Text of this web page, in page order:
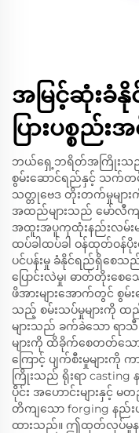
အမြင့်ဆုံးခံ
ပြားပစ္စည်း
ဘယ်ရှေ့ဘရိတ်အကြိုးသည် ခ
စွမ်းဆောင်ရည်နှင့် သက်တမ်
သတ္တုဗေဒ တိုးတက်မှုမျာ
အထည်များသည် မော်လီက
အထူးအပူကုထုံးနည်းလမ်းမ
ထပ်ခါထပ်ခါ ဝန်ထုတ်ဝန်ပိုး
ပင်ပန်းမှု ခံနိုင်ရည်ရှိစေသည်
ပြောင်းလဲမှု၊ ဓာတ်တိုးစေ
ဖိအားများအောက်တွင် စွ
သည့် စမ်းသပ်မှုများကို
များသည် ခက်ခဲသော ရာ
များကို ထိခိုက်စေတတ်သော
ကြောင့် ပျက်စီးမှုမျာ
ကြိုးသည် ရိုးရာ
ပိုင်း အဟောင်းများနှင့် မ
တိကျသော forging နည်း
ထားသည်။ ဤထုတ်လုပ်မှုန